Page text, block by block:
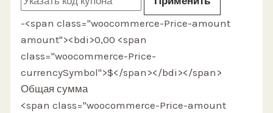
-<span class="woocommerce-Price-amount
amount"><bdi>0,00 <span
class="woocommerce-Price-
currencySymbol">$</span></bdi></span>
Общая сумма
<span class="woocommerce-Price-amount